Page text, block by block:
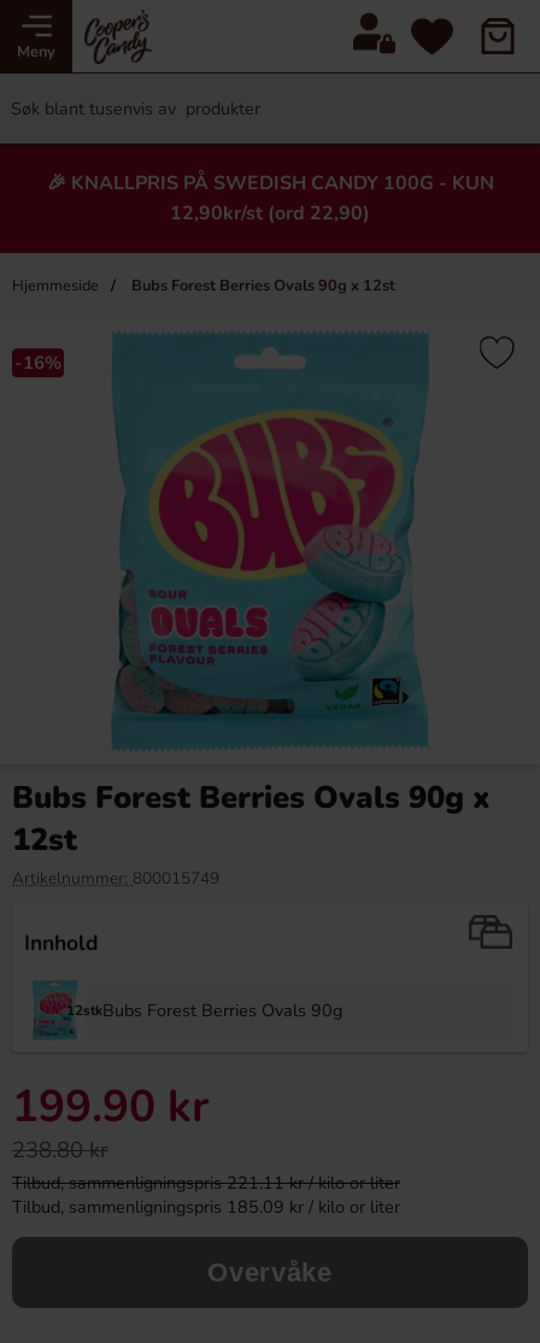
Meny
🎉 KNALLPRIS PÅ SWEDISH CANDY 100G - KUN
12,90kr/st (ord 22,90)
Hjemmeside Bubs Forest Berries Ovals 90g x 12st
Heading
×
Köp
9.90 kr
-16%
Bubs Forest Berries Ovals 90g x
12st
Artikelnummer: 800015749
Innhold
12stkBubs Forest Berries Ovals 90g
199.90 kr
238.80 kr
Tilbud, sammenligningspris 221.11 kr / kilo or liter
Tilbud, sammenligningspris 185.09 kr / kilo or liter
Overvåke